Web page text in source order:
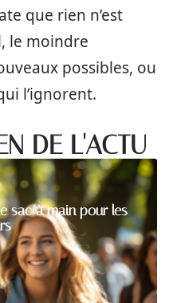
que rien n’est
le moindre
possibles, ou
l’ignorent.
DE L'ACTU
sac à main pour les